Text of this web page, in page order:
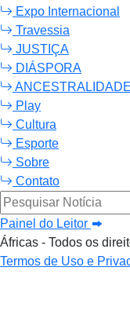
Expo Internacional
Travessia
JUSTIÇA
DIÁSPORA
ANCESTRALIDADE
Play
Cultura
Esporte
Sobre
Contato
Pesquisar Notícia
Painel do Leitor
Áfricas - Todos os
Termos de Uso e